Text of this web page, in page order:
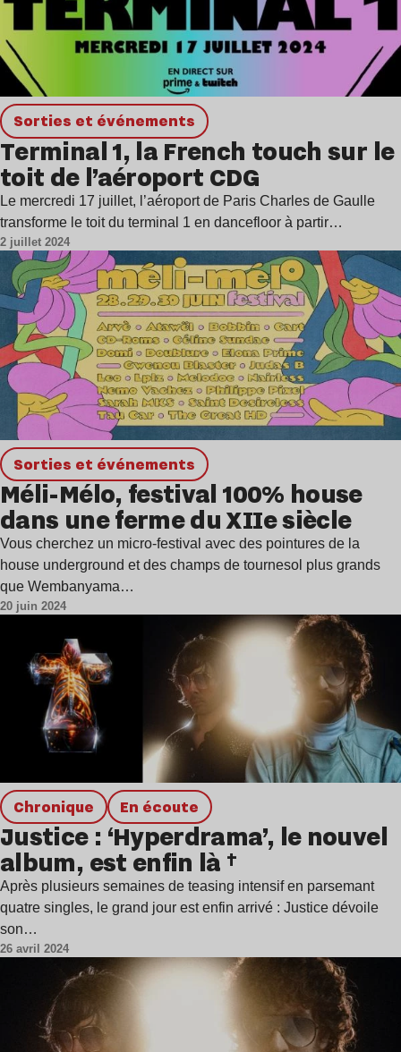
Sorties et événements
Terminal 1, la French touch sur le
toit de l’aéroport CDG
Le mercredi 17 juillet, l’aéroport de Paris Charles de Gaulle
transforme le toit du terminal 1 en dancefloor à partir…
2 juillet 2024
Sorties et événements
Méli-Mélo, festival 100% house
dans une ferme du XIIe siècle
Vous cherchez un micro-festival avec des pointures de la
house underground et des champs de tournesol plus grands
que Wembanyama…
20 juin 2024
chronique en écoute
Justice : ‘Hyperdrama’, le nouvel
album, est enfin là †
Après plusieurs semaines de teasing intensif en parsemant
quatre singles, le grand jour est enfin arrivé : Justice dévoile
son…
26 avril 2024